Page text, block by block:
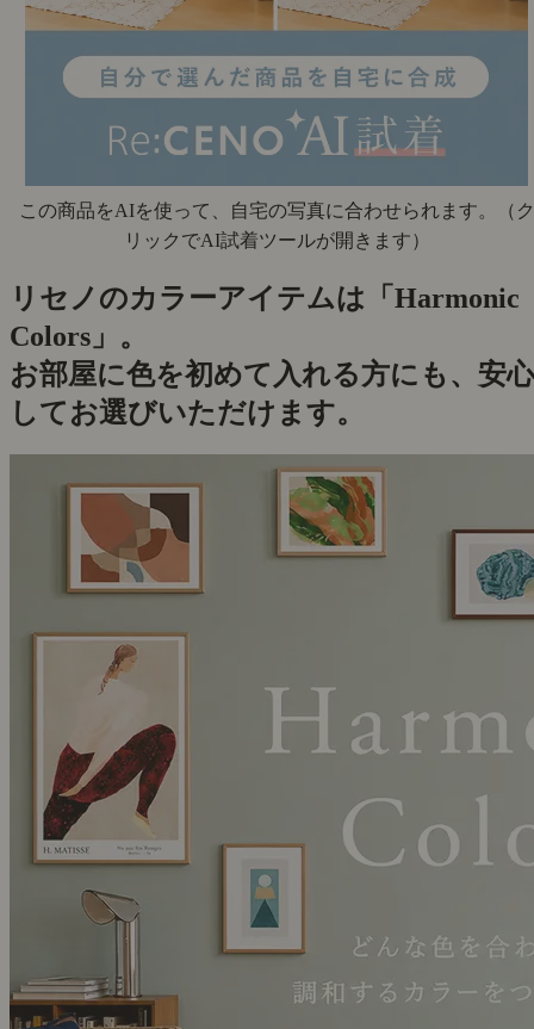
この商品をAIを使って、自宅の写真に合わせられます。
（ク
リックでAI試着ツールが開きます）
リセノのカラーアイテムは「Harmonic
Colors」。
お部屋に色を初めて入れる方にも、安心
してお選びいただけます。